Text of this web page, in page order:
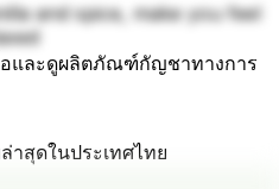
and spice, make you feel
อและดูผลิตภัณฑ์กัญชาทางการ
าสุดในประเทศไทย